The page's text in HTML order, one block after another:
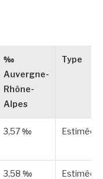
‰
Auvergne-
Rhône-
Alpes
Type
3,57 ‰ Estimée
3,58 ‰ Estimée